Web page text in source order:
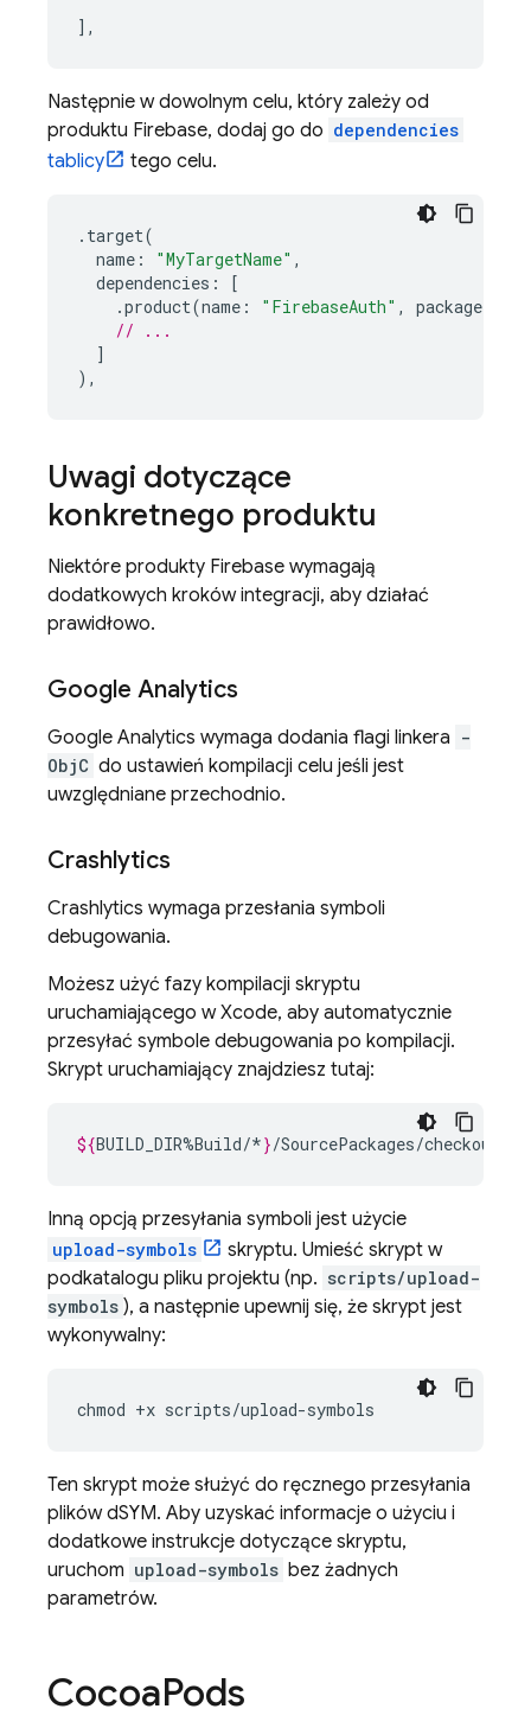
],
Następnie w dowolnym celu, który zależy od
produktu Firebase, dodaj go do dependencies
tablicy tego celu.
. target(
name : "MyTargetName" ,
dependencies :
[
.product(name : "FirebaseAuth" , package
// ...
]
),
Uwagi dotyczące
konkretnego produktu
Niektóre produkty Firebase wymagają
dodatkowych kroków integracji, aby działać
prawidłowo.
Google Analytics
Google Analytics wymaga dodania flagi linkera -
ObjC do ustawień kompilacji celu jeśli jest
uwzględniane przechodnio.
Crashlytics
Crashlytics wymaga przesłania symboli
debugowania.
Możesz użyć fazy kompilacji skryptu
uruchamiającego w Xcode, aby automatycznie
przesyłać symbole debugowania po kompilacji.
Skrypt uruchamiający znajdziesz tutaj:
${BUILD_DIR%Build/*}
Inną opcją przesyłania symboli jest użycie
upload-symbols
skryptu. Umieść skrypt w
podkatalogu pliku projektu (np. scripts/upload-
symbols ), a następnie upewnij się, że skrypt jest
wykonywalny:
chmod +x scripts/upload-symbols
Ten skrypt może służyć do ręcznego przesyłania
plików dSYM. Aby uzyskać informacje o użyciu i
dodatkowe instrukcje dotyczące skryptu,
uruchom upload-symbols bez żadnych
parametrów.
CocoaPods